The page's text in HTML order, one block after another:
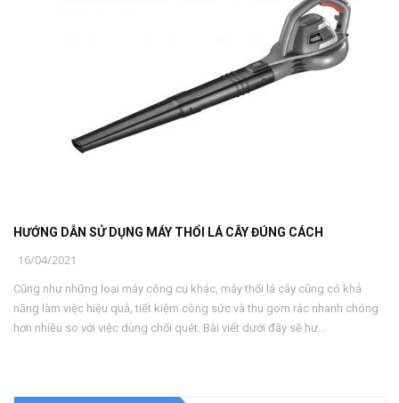
HƯỚNG DẪN SỬ DỤNG MÁY THỔI LÁ CÂY ĐÚNG CÁCH
16/04/2021
Cũng như những loại máy công cụ khác, máy thổi lá cây cũng có khả
năng làm việc hiệu quả, tiết kiệm công sức và thu gom rác nhanh chóng
hơn nhiều so với việc dùng chổi quét. Bài viết dưới đây sẽ hư...